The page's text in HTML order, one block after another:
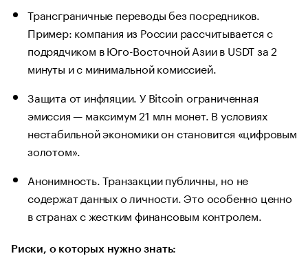
Трансграничные переводы без посредников.
Пример: компания из России рассчитывается с
подрядчиком в Юго-Восточной Азии в USDT за 2
минуты и с минимальной комиссией.
Защита от инфляции. У Bitcoin ограниченная
эмиссия — максимум 21 млн монет. В условиях
нестабильной экономики он становится «цифровым
золотом».
Анонимность. Транзакции публичны, но не
содержат данных о личности. Это особенно ценно
в странах с жестким финансовым контролем.
Риски, о которых нужно знать: